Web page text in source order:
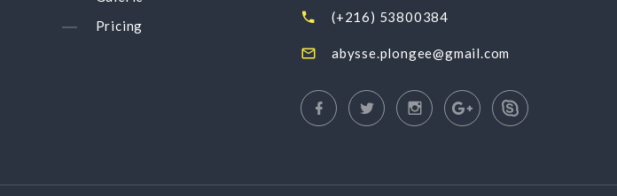
Pricing
(+216) 53800384
abysse.plongee@gmail.com